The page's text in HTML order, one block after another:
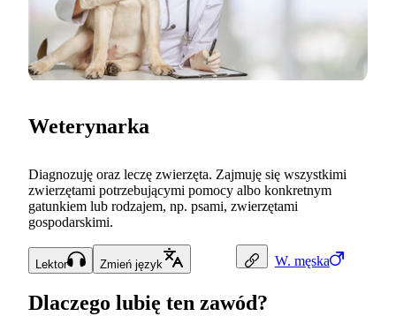
W. męska
Weterynarka
Diagnozuję oraz leczę zwierzęta. Zajmuję się wszystkimi
zwierzętami potrzebującymi pomocy albo konkretnym
gatunkiem lub rodzajem, np. psami, zwierzętami
gospodarskimi.
Lektor Zmień język
Dlaczego lubię ten zawód?